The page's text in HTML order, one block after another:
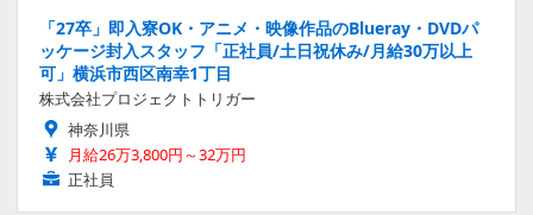
「27卒」即入寮OK・アニメ・映像作品のBlueray・DVDパ
ッケージ封入スタッフ「正社員/土日祝休み/月給30万以上
可」横浜市西区南幸1丁目
株式会社プロジェクトトリガー
神奈川県
月給26万3,800円～32万円
正社員